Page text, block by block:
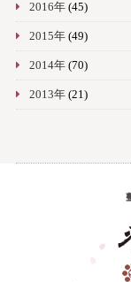
2016年(45)
2015年(49)
2014年(70)
2013年(21)